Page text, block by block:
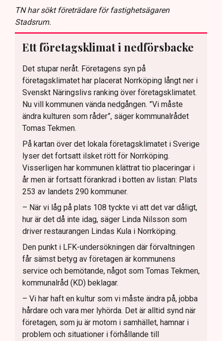
TN har sökt företrädare för fastighetsägaren
Stadsrum.
Ett företagsklimat i nedförsbacke
Det stupar neråt. Företagens syn på
företagsklimatet har placerat Norrköping långt ner i
Svenskt Näringslivs ranking över företagsklimatet.
Nu vill kommunen vända nedgången. ”Vi måste
ändra kulturen som råder”, säger kommunalrådet
Tomas Tekmen.
På kartan över det lokala företagsklimatet i Sverige
lyser det fortsatt ilsket rött för Norrköping.
Visserligen har kommunen klättrat tio placeringar i
år men är fortsatt förankrad i botten av listan: Plats
253 av landets 290 kommuner.
– När vi låg på plats 108 tyckte vi att det var dåligt,
hur är det då inte idag, säger Linda Nilsson som
driver restaurangen Lindas Kula i Norrköping.
Den punkt i LFK-undersökningen där förvaltningen
får sämst betyg av företagen är kommunens
service och bemötande, något som Tomas Tekmen,
kommunalråd (KD) beklagar.
– Vi har haft en kultur som vi måste ändra på, jobba
hårdare och vara mer lyhörda. Det är alltid synd när
företagen, som ju är motorn i samhället, hamnar i
problem och situationer i förhållande till